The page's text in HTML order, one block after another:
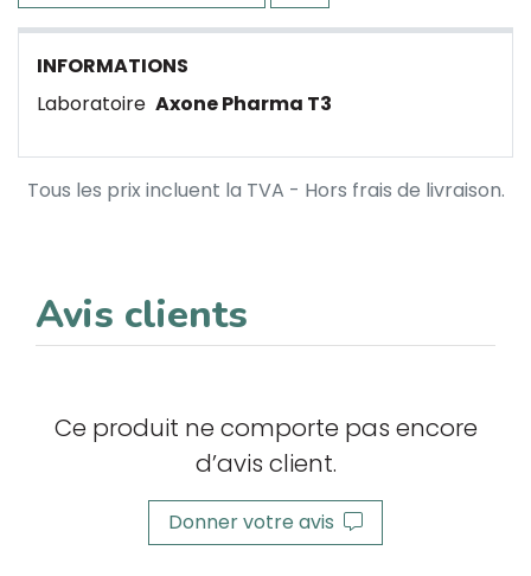
INFORMATIONS
Laboratoire Axone Pharma T3
Tous les prix incluent la TVA - Hors frais de livraison.
Avis clients
Ce produit ne comporte pas encore
d’avis client.
Donner votre avis